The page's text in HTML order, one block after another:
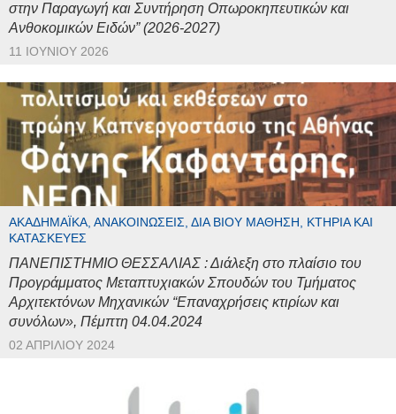
στην Παραγωγή και Συντήρηση Οπωροκηπευτικών και
Ανθοκομικών Ειδών” (2026-2027)
11 ΙΟΥΝΊΟΥ 2026
ΑΚΑΔΗΜΑΪΚΆ, ΑΝΑΚΟΙΝΏΣΕΙΣ, ΔΙΆ ΒΊΟΥ ΜΆΘΗΣΗ, ΚΤΉΡΙΑ ΚΑΙ
ΚΑΤΑΣΚΕΥΈΣ
ΠΑΝΕΠΙΣΤΗΜΙΟ ΘΕΣΣΑΛΙΑΣ : Διάλεξη στο πλαίσιο του
Προγράμματος Μεταπτυχιακών Σπουδών του Τμήματος
Αρχιτεκτόνων Μηχανικών “Επαναχρήσεις κτιρίων και
συνόλων», Πέμπτη 04.04.2024
02 ΑΠΡΙΛΊΟΥ 2024